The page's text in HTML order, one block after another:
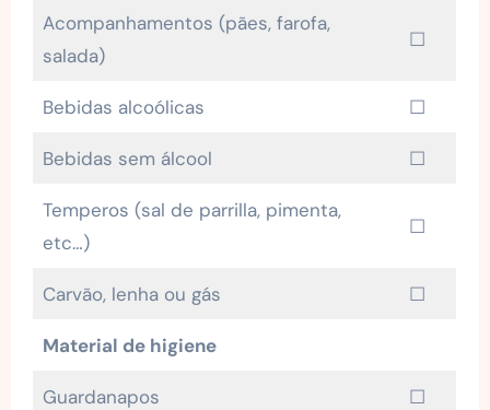
Acompanhamentos (pães, farofa,
salada)
☐
Bebidas alcoólicas ☐
Bebidas sem álcool ☐
Temperos (sal de parrilla, pimenta,
etc…)
☐
Carvão, lenha ou gás ☐
Material de higiene
Guardanapos ☐